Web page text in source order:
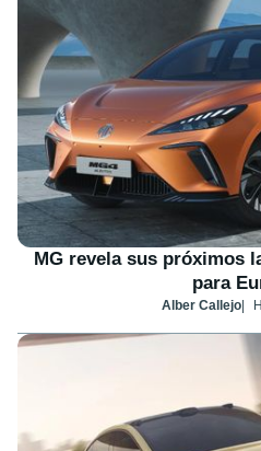
MG revela sus próximos
para
Alber Callejo